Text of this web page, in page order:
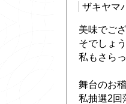
ザキヤマ
美味でご
そでしょ
私もさら
舞台のお
私抽選2回